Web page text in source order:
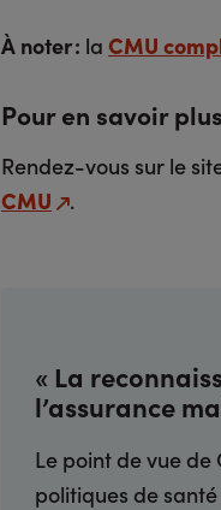
À noter : la CMU
Pour en savoir
Rendez-vous sur le
CMU
.
« La
l’assurance
Le point de vue
politiques de